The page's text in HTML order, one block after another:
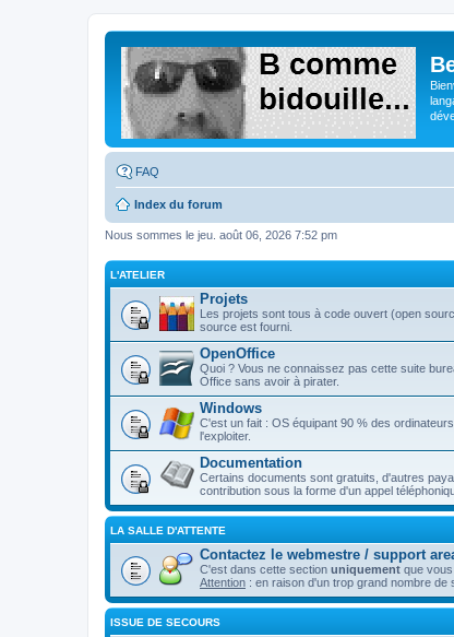
FAQ
Index du forum
Nous sommes le jeu. août 06, 2026 7:52 pm
L'ATELIER
Projets
Les projets sont tous à code ouvert (open
source est fourni.
OpenOffice
Quoi ? Vous ne connaissez pas cette suite
Office sans avoir à pirater.
Windows
C'est un fait : OS équipant 90 % des
l'exploiter.
Documentation
Certains documents sont gratuits, d'autres
contribution sous la forme d'un appel
LA SALLE D'ATTENTE
Contactez le webmestre / support
C'est dans cette section uniquement que
Attention : en raison d'un trop grand nombre
ISSUE DE SECOURS